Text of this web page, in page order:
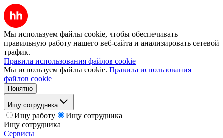
Мы используем файлы cookie, чтобы обеспечивать
правильную работу нашего веб-сайта и анализировать сетевой
трафик.
Правила использования файлов cookie
Мы используем файлы cookie. Правила использования
файлов cookie
Понятно
Ищу сотрудника
Ищу работу
Ищу сотрудника
Ищу сотрудника
Сервисы